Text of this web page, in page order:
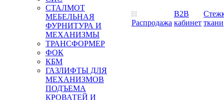
СТАЛМОТ
МЕБЕЛЬНАЯ
ФУРНИТУРА И
МЕХАНИЗМЫ
ТРАНСФОРМЕР
ФОК
КБМ
ГАЗЛИФТЫ ДЛЯ
МЕХАНИЗМОВ
ПОДЪЕМА
КРОВАТЕЙ И
Распродажа
B2B
кабинет ткани